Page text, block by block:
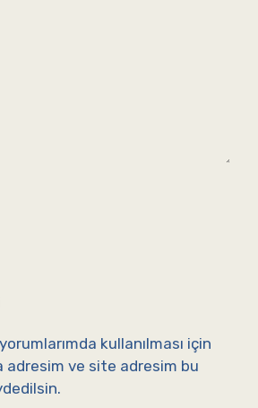
kullanılması için
adresim ve site adresim bu